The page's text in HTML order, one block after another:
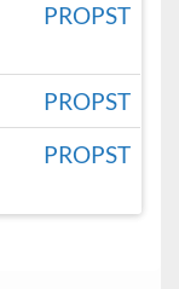
PROPST
PROPST
PROPST